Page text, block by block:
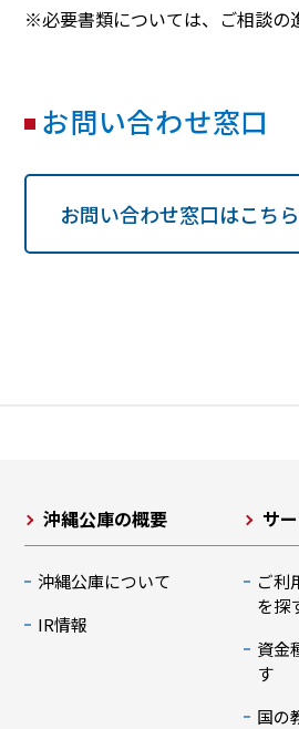
※必要書類については、ご相談の
お問い合わせ窓口
お問い合わせ窓口はこちら
沖縄公庫の概要
沖縄公庫について
IR情報
サ
ご利
を探
資金
す
国の